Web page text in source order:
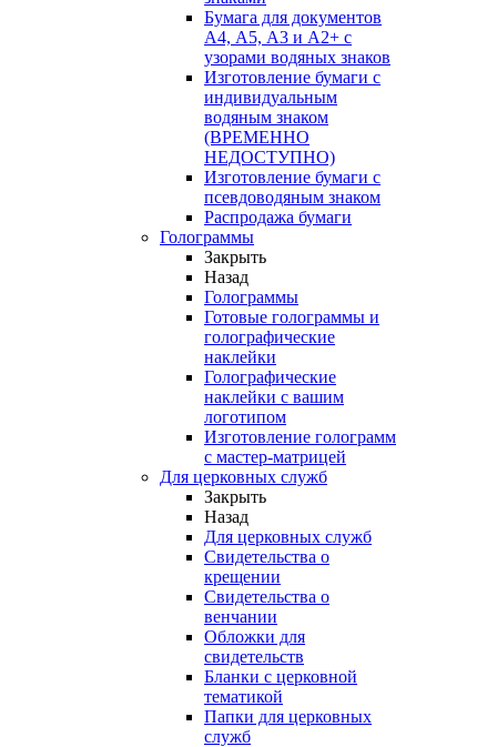
Бумага для документов
А4, А5, А3 и А2+ с
узорами водяных знаков
Изготовление бумаги с
индивидуальным
водяным знаком
(ВРЕМЕННО
НЕДОСТУПНО)
Изготовление бумаги с
псевдоводяным знаком
Распродажа бумаги
Голограммы
Закрыть
Назад
Голограммы
Готовые голограммы и
голографические
наклейки
Голографические
наклейки с вашим
логотипом
Изготовление голограмм
с мастер-матрицей
Для церковных служб
Закрыть
Назад
Для церковных служб
Свидетельства о
крещении
Свидетельства о
венчании
Обложки для
свидетельств
Бланки с церковной
тематикой
Папки для церковных
служб